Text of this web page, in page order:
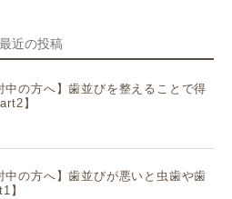
最近の投稿
中の方へ】歯並びを整えることで得
】
中の方へ】歯並びが悪いと虫歯や歯
】